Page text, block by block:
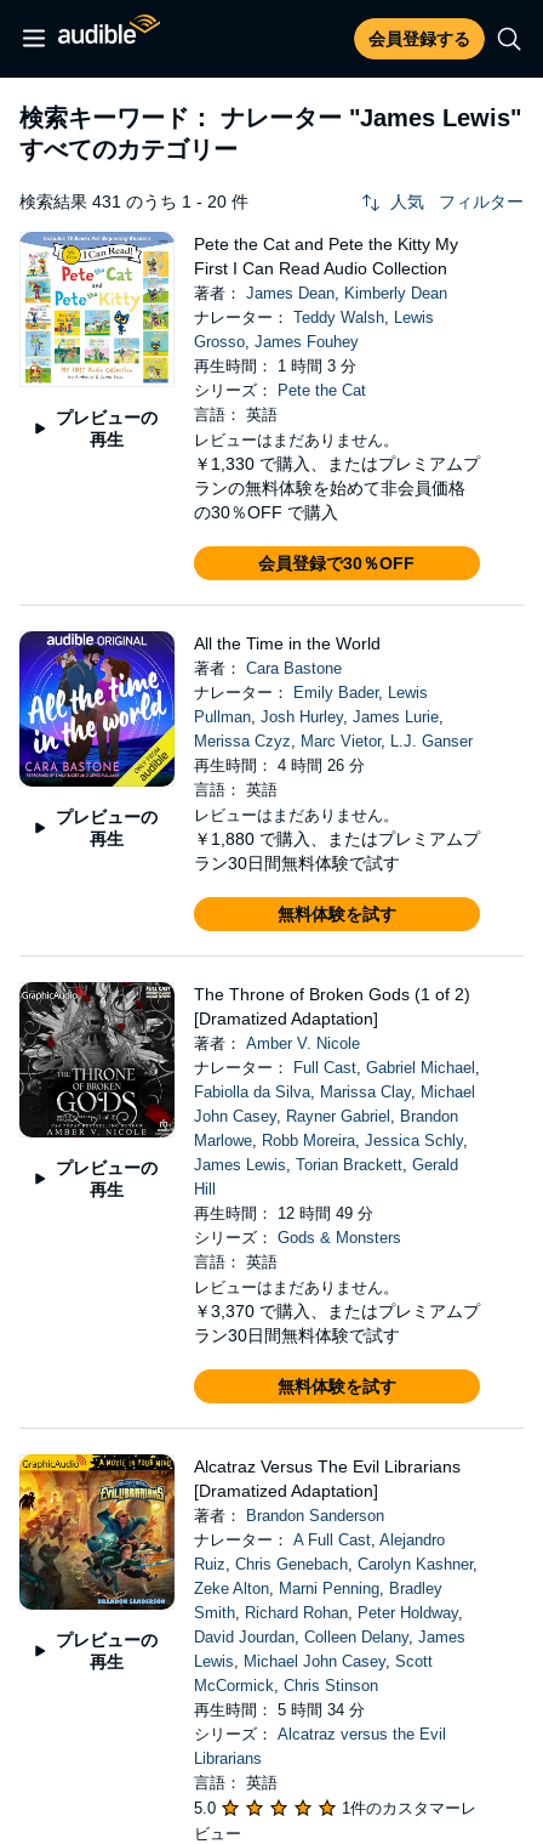
会員登録する
検索キーワード： ナレーター "James Lewis"
すべてのカテゴリー
検索結果 431 のうち 1 - 20 件 人気 フィルター
プレビューの
再生
Pete the Cat and Pete the Kitty My
First I Can Read Audio Collection
著者： James Dean, Kimberly Dean
ナレーター： Teddy Walsh, Lewis
Grosso, James Fouhey
再生時間： 1 時間 3 分
シリーズ：
Pete the Cat
言語： 英語
レビューはまだありません。
￥1,330 で購入、またはプレミアムプ
ランの無料体験を始めて非会員価格
の30％OFF で購入
会員登録で30％OFF
プレビューの
再生
All the Time in the World
著者： Cara Bastone
ナレーター：
Emily Bader, Lewis
Pullman, Josh Hurley, James Lurie,
Merissa Czyz, Marc Vietor, L.J. Ganser
再生時間： 4 時間 26 分
言語： 英語
レビューはまだありません。
￥1,880 で購入、またはプレミアムプ
ラン30日間無料体験で試す
無料体験を試す
プレビューの
再生
The Throne of Broken Gods (1 of 2)
[Dramatized Adaptation]
著者： Amber V. Nicole
ナレーター：
Full Cast, Gabriel Michael ,
Fabiolla da Silva, Marissa Clay, Michael
John Casey, Rayner Gabriel , Brandon
Marlowe, Robb Moreira, Jessica Schly,
James Lewis, Torian Brackett, Gerald
Hill
再生時間： 12 時間 49 分
シリーズ： Gods & Monsters
言語： 英語
レビューはまだありません。
￥3,370 で購入、またはプレミアムプ
ラン30日間無料体験で試す
無料体験を試す
プレビューの
再生
Alcatraz Versus The Evil Librarians
[Dramatized Adaptation]
著者：
Brandon Sanderson
ナレーター： A Full Cast, Alejandro
Ruiz, Chris Genebach, Carolyn Kashner,
Zeke Alton, Marni Penning, Bradley
Smith, Richard Rohan, Peter Holdway,
David Jourdan, Colleen Delany, James
Lewis, Michael John Casey, Scott
McCormick, Chris Stinson
再生時間： 5 時間 34 分
シリーズ： Alcatraz versus the Evil
Librarians
言語： 英語
5.0
1件のカスタマーレ
ビュー